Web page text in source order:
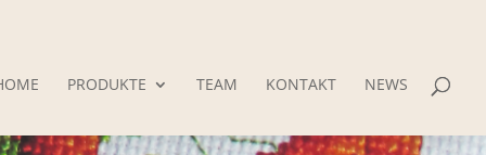
PRODUKTE TEAM KONTAKT NEWS